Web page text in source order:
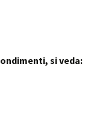
si veda: